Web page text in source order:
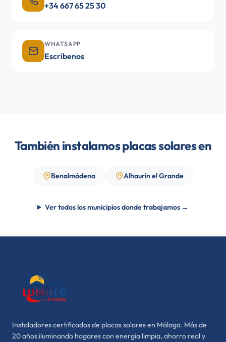
+34 667 65 25 30
WHATSAPP
Escríbenos
También instalamos placas solares en
Benalmádena Alhaurín el Grande
Ver todos los municipios donde trabajamos →
Instaladores certificados de placas solares en Málaga. Más de
20 años iluminando hogares con energía limpia, ahorro real y